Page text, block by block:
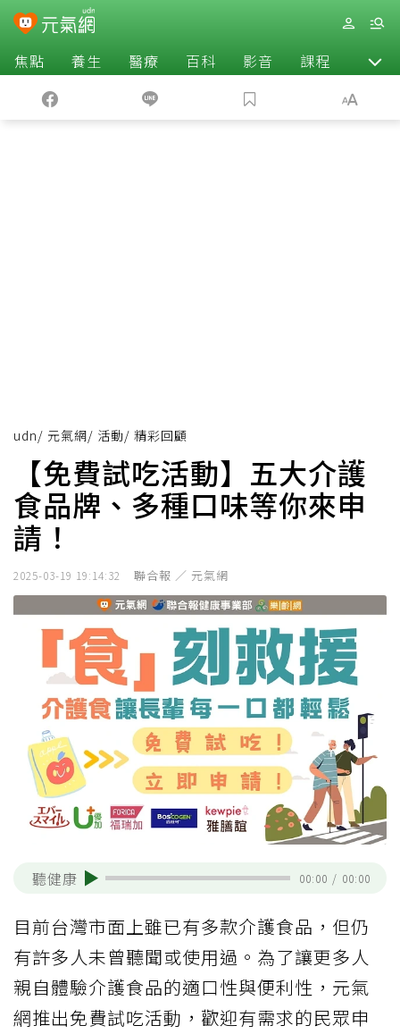
焦點 養生 醫療 百科 影音 課程 退休
udn/ 元氣網/ 活動/ 精彩回顧
【免費試吃活動】五大介護
食品牌、多種口味等你來申
請！
2025-03-19 19:14:32 聯合報 ／ 元氣網
聽健康 00:00 / 00:00
目前台灣市面上雖已有多款介護食品，但仍
有許多人未曾聽聞或使用過。為了讓更多人
親自體驗介護食品的適口性與便利性，元氣
網推出免費試吃活動，歡迎有需求的民眾申